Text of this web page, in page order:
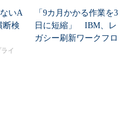
いA
検
イ
「9カ月かかる作業を3
日に短縮」 IBM、レ
ガシー刷新ワークフロ